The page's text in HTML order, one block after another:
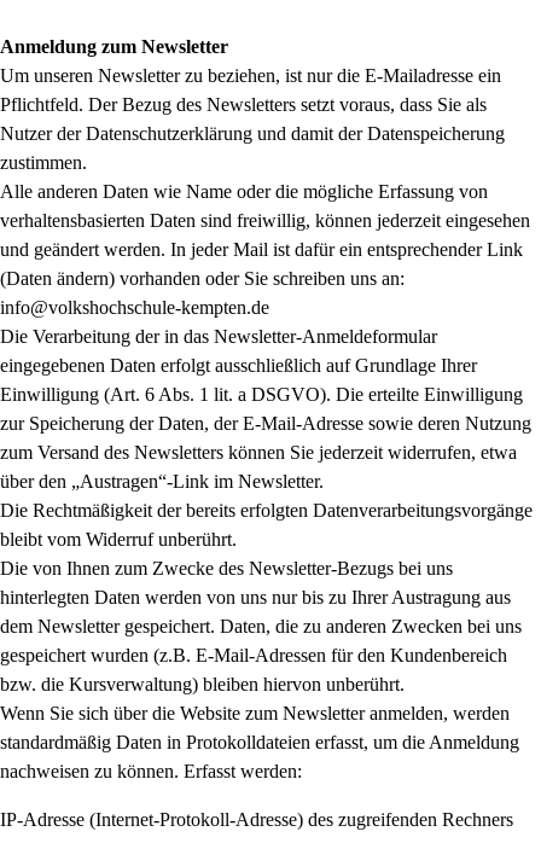
Anmeldung zum Newsletter
Um unseren Newsletter zu beziehen, ist nur die E-Mailadresse ein
Pflichtfeld. Der Bezug des Newsletters setzt voraus, dass Sie als
Nutzer der Datenschutzerklärung und damit der Datenspeicherung
zustimmen.
Alle anderen Daten wie Name oder die mögliche Erfassung von
verhaltensbasierten Daten sind freiwillig, können jederzeit eingesehen
und geändert werden. In jeder Mail ist dafür ein entsprechender Link
(Daten ändern) vorhanden oder Sie schreiben uns an:
info@volkshochschule-kempten.de
Die Verarbeitung der in das Newsletter-Anmeldeformular
eingegebenen Daten erfolgt ausschließlich auf Grundlage Ihrer
Einwilligung (Art. 6 Abs. 1 lit. a DSGVO). Die erteilte Einwilligung
zur Speicherung der Daten, der E-Mail-Adresse sowie deren Nutzung
zum Versand des Newsletters können Sie jederzeit widerrufen, etwa
über den „Austragen“-Link im Newsletter.
Die Rechtmäßigkeit der bereits erfolgten Datenverarbeitungsvorgänge
bleibt vom Widerruf unberührt.
Die von Ihnen zum Zwecke des Newsletter-Bezugs bei uns
hinterlegten Daten werden von uns nur bis zu Ihrer Austragung aus
dem Newsletter gespeichert. Daten, die zu anderen Zwecken bei uns
gespeichert wurden (z.B. E-Mail-Adressen für den Kundenbereich
bzw. die Kursverwaltung) bleiben hiervon unberührt.
Wenn Sie sich über die Website zum Newsletter anmelden, werden
standardmäßig Daten in Protokolldateien erfasst, um die Anmeldung
nachweisen zu können. Erfasst werden:
IP-Adresse (Internet-Protokoll-Adresse) des zugreifenden Rechners